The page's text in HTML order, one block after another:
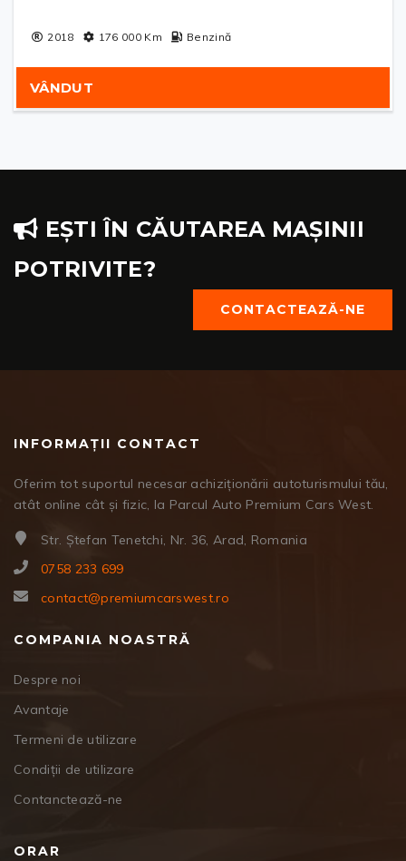
2018 176 000Km Benzină
VÂNDUT
EȘTI ÎN CĂUTAREA MAȘINII
POTRIVITE?
CONTACTEAZĂ-NE
INFORMAȚII CONTACT
Oferim tot suportul necesar achiziționării autoturismului tău,
atât online cât și fizic, la Parcul Auto Premium Cars West.
Str. Ștefan Tenetchi, Nr. 36, Arad, Romania
0758 233 699
contact@premiumcarswest.ro
COMPANIA NOASTRĂ
Despre noi
Avantaje
Termeni de utilizare
Condiții de utilizare
Contanctează-ne
ORAR